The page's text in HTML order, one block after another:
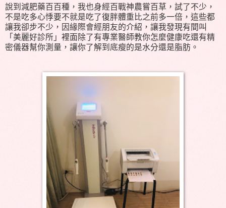
說到減肥藥百百種，我也身經百戰神農嘗百草，試了不少，
不是吃多心悸要不就是吃了復胖體重比之前多一倍，這些都
讓我卻步不少，因緣際會經朋友的介紹，讓我發現有間叫
「美麗好診所」裡面除了有專業醫師教你怎麼健康吃還有精
密儀器幫你測量，讓你了解到底瘦的是水分還是脂肪。